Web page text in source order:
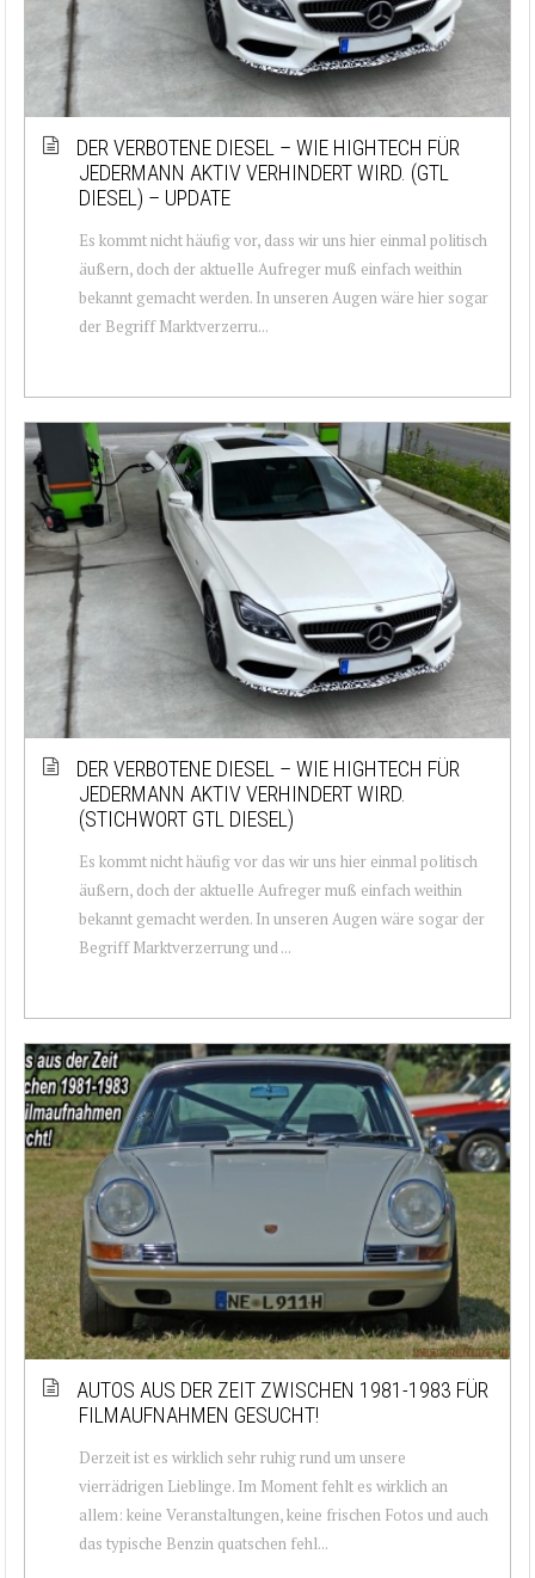
DER VERBOTENE DIESEL – WIE HIGHTECH FÜR
JEDERMANN AKTIV VERHINDERT WIRD. (GTL
DIESEL) – UPDATE
Es kommt nicht häufig vor, dass wir uns hier einmal politisch
äußern, doch der aktuelle Aufreger muß einfach weithin
bekannt gemacht werden. In unseren Augen wäre hier sogar
der Begriff Marktverzerru...
DER VERBOTENE DIESEL – WIE HIGHTECH FÜR
JEDERMANN AKTIV VERHINDERT WIRD.
(STICHWORT GTL DIESEL)
Es kommt nicht häufig vor das wir uns hier einmal politisch
äußern, doch der aktuelle Aufreger muß einfach weithin
bekannt gemacht werden. In unseren Augen wäre sogar der
Begriff Marktverzerrung und ...
AUTOS AUS DER ZEIT ZWISCHEN 1981-1983 FÜR
FILMAUFNAHMEN GESUCHT!
Derzeit ist es wirklich sehr ruhig rund um unsere
vierrädrigen Lieblinge. Im Moment fehlt es wirklich an
allem: keine Veranstaltungen, keine frischen Fotos und auch
das typische Benzin quatschen fehl...